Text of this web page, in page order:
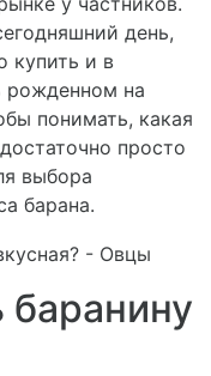
день,
купить и в
рожденном на
понимать, какая
просто
выбора
барана.
баранину